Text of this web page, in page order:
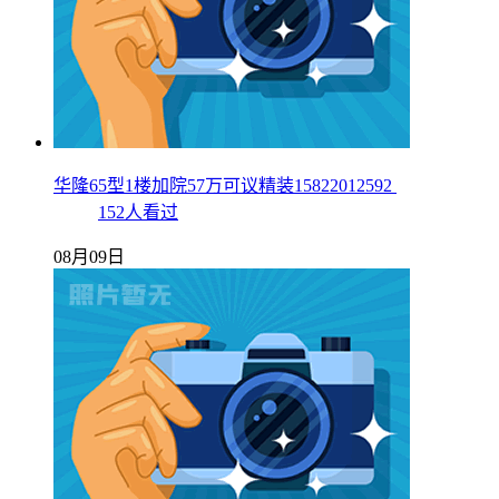
华隆65型1楼加院57万可议精装15822012592
152人看过
08月09日